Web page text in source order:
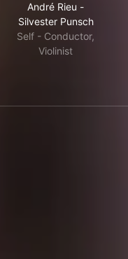
André Rieu -
Silvester Punsch
Self - Conductor,
Violinist